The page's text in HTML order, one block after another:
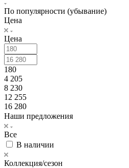
По популярности (убывание)
Цена
Цена
180
4 205
8 230
12 255
16 280
Наши предложения
Все
В наличии
Коллекция/сезон